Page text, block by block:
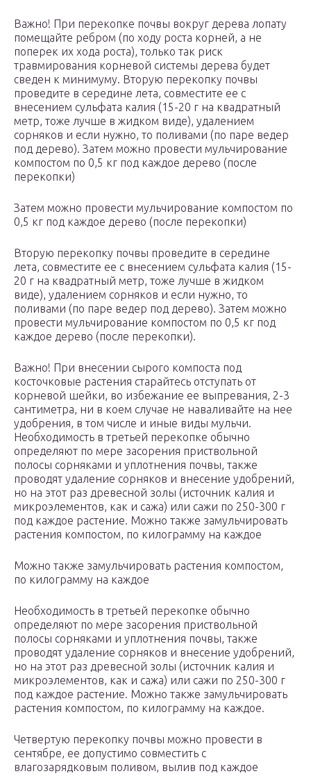
Важно! При перекопке почвы вокруг дерева лопату
помещайте ребром (по ходу роста корней, а не
поперек их хода роста), только так риск
травмирования корневой системы дерева будет
сведен к минимуму. Вторую перекопку почвы
проведите в середине лета, совместите ее с
внесением сульфата калия (15-20 г на квадратный
метр, тоже лучше в жидком виде), удалением
сорняков и если нужно, то поливами (по паре ведер
под дерево). Затем можно провести мульчирование
компостом по 0,5 кг под каждое дерево (после
перекопки)
Затем можно провести мульчирование компостом по
0,5 кг под каждое дерево (после перекопки)
Вторую перекопку почвы проведите в середине
лета, совместите ее с внесением сульфата калия (15-
20 г на квадратный метр, тоже лучше в жидком
виде), удалением сорняков и если нужно, то
поливами (по паре ведер под дерево). Затем можно
провести мульчирование компостом по 0,5 кг под
каждое дерево (после перекопки).
Важно! При внесении сырого компоста под
косточковые растения старайтесь отступать от
корневой шейки, во избежание ее выпревания, 2-3
сантиметра, ни в коем случае не наваливайте на нее
удобрения, в том числе и иные виды мульчи.
Необходимость в третьей перекопке обычно
определяют по мере засорения приствольной
полосы сорняками и уплотнения почвы, также
проводят удаление сорняков и внесение удобрений,
но на этот раз древесной золы (источник калия и
микроэлементов, как и сажа) или сажи по 250-300 г
под каждое растение. Можно также замульчировать
растения компостом, по килограмму на каждое
Можно также замульчировать растения компостом,
по килограмму на каждое
Необходимость в третьей перекопке обычно
определяют по мере засорения приствольной
полосы сорняками и уплотнения почвы, также
проводят удаление сорняков и внесение удобрений,
но на этот раз древесной золы (источник калия и
микроэлементов, как и сажа) или сажи по 250-300 г
под каждое растение. Можно также замульчировать
растения компостом, по килограмму на каждое.
Четвертую перекопку почвы можно провести в
сентябре, ее допустимо совместить с
влагозарядковым поливом, вылив под каждое